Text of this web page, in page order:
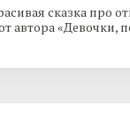
сказка про
автора «Девочки,